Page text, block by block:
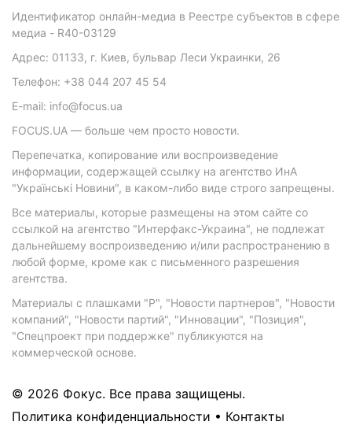
Идентификатор онлайн-медиа в Реестре субъектов в сфере
медиа - R40-03129
Адрес: 01133, г. Киев, бульвар Леси Украинки, 26
Телефон: +38 044 207 45 54
E-mail: info@focus.ua
FOCUS.UA — больше чем просто новости.
Перепечатка, копирование или воспроизведение
информации, содержащей ссылку на агентство ИнА
"Українські Новини", в каком-либо виде строго запрещены.
Все материалы, которые размещены на этом сайте со
ссылкой на агентство "Интерфакс-Украина", не подлежат
дальнейшему воспроизведению и/или распространению в
любой форме, кроме как с письменного разрешения
агентства.
Материалы с плашками "Р", "Новости партнеров", "Новости
компаний", "Новости партий", "Инновации", "Позиция",
"Спецпроект при поддержке" публикуются на
коммерческой основе.
© 2026 Фокус. Все права защищены.
Политика конфиденциальности • Контакты